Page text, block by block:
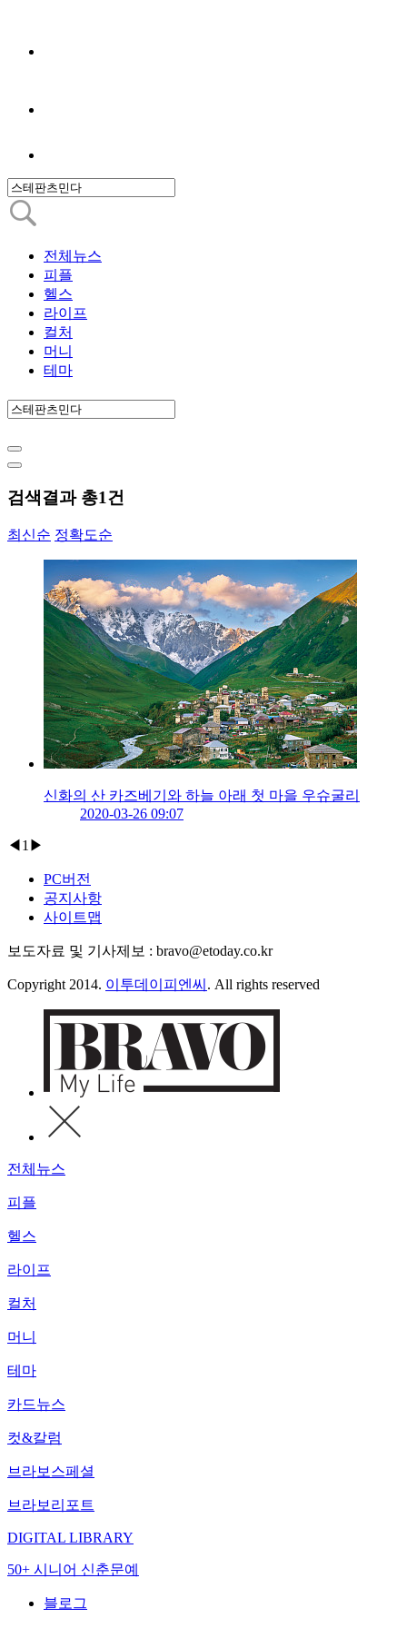
전체뉴스
피플
헬스
라이프
컬처
머니
테마
검색결과 총1건
최신순 정확도순
신화의 산 카즈베기와 하늘 아래 첫 마을 우슈굴리
2020-03-26 09:07
◀ 1 ▶
PC버전
공지사항
사이트맵
보도자료 및 기사제보 : bravo@etoday.co.kr
Copyright 2014. 이투데이피엔씨 . All rights reserved
전체뉴스
피플
헬스
라이프
컬처
머니
테마
카드뉴스
컷&칼럼
브라보스페셜
브라보리포트
DIGITAL LIBRARY
50+ 시니어 신춘문예
블로그